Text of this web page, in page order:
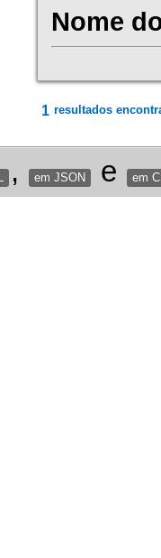
Nome
1 resultados
, em JSON e em